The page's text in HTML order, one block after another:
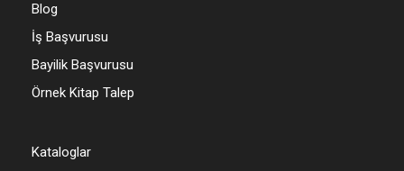
Blog
İş Başvurusu
Bayilik Başvurusu
Örnek Kitap Talep
Kataloglar